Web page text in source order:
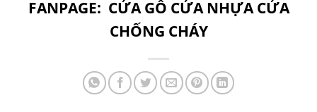
FANPAGE: CỬA GỖ CỬA NHỰA CỬA
CHỐNG CHÁY